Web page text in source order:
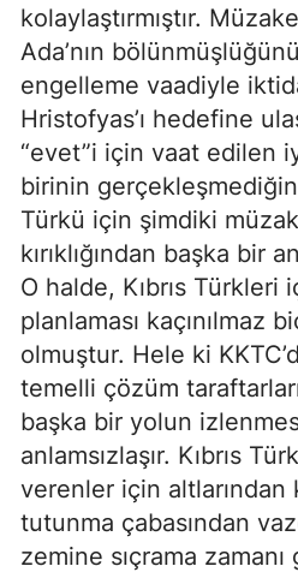
kolaylaştırmıştır.
Ada’nın
engelleme vaadiyle
Hristofyas’ı hedefine
“evet”i için vaat edilen
birinin
Türkü için şimdiki
kırıklığından başka bir
O halde, Kıbrıs
planlaması kaçınılmaz
olmuştur. Hele ki
temelli çözüm
başka bir yolun
anlamsızlaşır. Kıbrıs
verenler için altlarından
tutunma çabasından
zemine sıçrama zamanı